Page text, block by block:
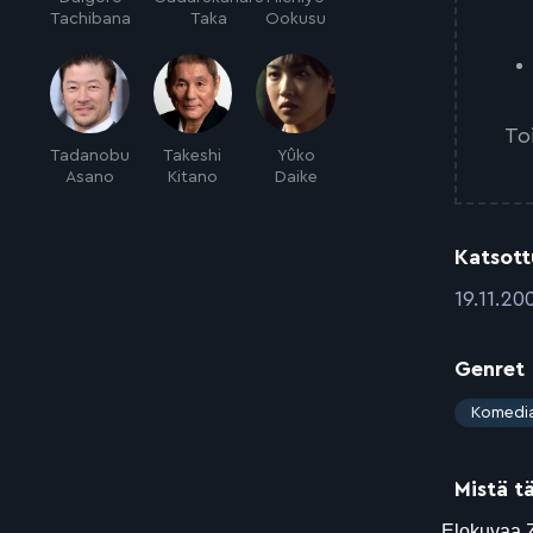
Tachibana
Taka
Ookusu
Tadanobu
Asano
Takeshi
Kitano
Yûko
Daike
:
Genret
:
Mistä